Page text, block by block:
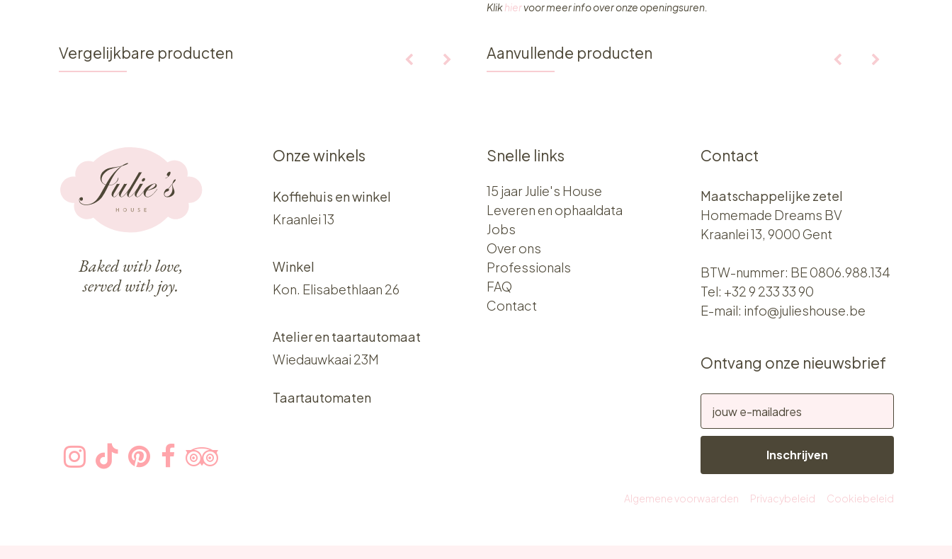
Klikhiervoor meer info over onze openingsuren.
Vergelijkbare producten Aanvullende producten
Baked with love,
served with joy.
Onze winkels
Koffiehuis en winkel
Kraanlei 13
Winkel
Kon. Elisabethlaan 26
Atelier en taartautomaat
Wiedauwkaai 23M
Taartautomaten
Snelle links
15 jaar Julie's House
Leveren en ophaaldata
Jobs
Over ons​​
Professionals
FAQ
Contact
Contact
Maatschappelijke zetel
Homemade Dreams BV
Kraanlei 13, 9000 Gent
BTW-nummer: BE 0806.988.134
Tel: +32 9 233 33 90
E-mail: info@julieshouse.be
Ontvang onze nieuwsbrief
Inschrijven
Algemene voorwaarden Privacybeleid Cookiebeleid